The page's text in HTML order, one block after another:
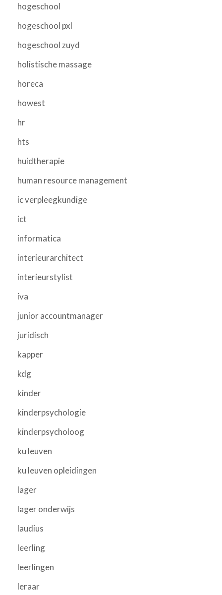
hogeschool
hogeschool pxl
hogeschool zuyd
holistische massage
horeca
howest
hr
hts
huidtherapie
human resource management
ic verpleegkundige
ict
informatica
interieurarchitect
interieurstylist
iva
junior accountmanager
juridisch
kapper
kdg
kinder
kinderpsychologie
kinderpsycholoog
ku leuven
ku leuven opleidingen
lager
lager onderwijs
laudius
leerling
leerlingen
leraar